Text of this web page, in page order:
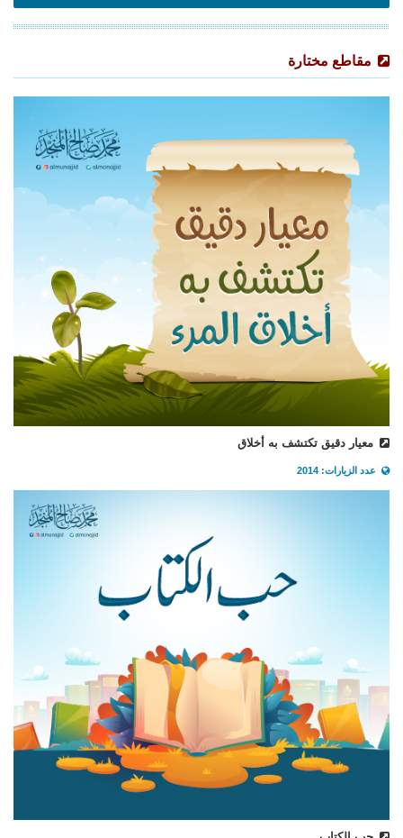
مقاطع مختارة
معيار دقيق تكتشف به أخلاق
عدد الزيارات: 2014